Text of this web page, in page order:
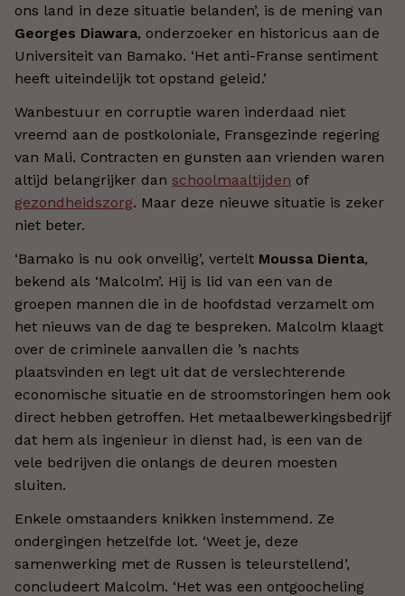
ons land in deze situatie belanden’, is de mening van
Georges Diawara, onderzoeker en historicus aan de
Universiteit van Bamako. ‘Het anti-Franse sentiment
heeft uiteindelijk tot opstand geleid.’
Wanbestuur en corruptie waren inderdaad niet
vreemd aan de postkoloniale, Fransgezinde regering
van Mali. Contracten en gunsten aan vrienden waren
altijd belangrijker dan schoolmaaltijden of
gezondheidszorg. Maar deze nieuwe situatie is zeker
niet beter.
‘Bamako is nu ook onveilig’, vertelt Moussa Dienta,
bekend als ‘Malcolm’. Hij is lid van een van de
groepen mannen die in de hoofdstad verzamelt om
het nieuws van de dag te bespreken. Malcolm klaagt
over de criminele aanvallen die ’s nachts
plaatsvinden en legt uit dat de verslechterende
economische situatie en de stroomstoringen hem ook
direct hebben getroffen. Het metaalbewerkingsbedrijf
dat hem als ingenieur in dienst had, is een van de
vele bedrijven die onlangs de deuren moesten
sluiten.
Enkele omstaanders knikken instemmend. Ze
ondergingen hetzelfde lot. ‘Weet je, deze
samenwerking met de Russen is teleurstellend’,
concludeert Malcolm. ‘Het was een ontgoocheling